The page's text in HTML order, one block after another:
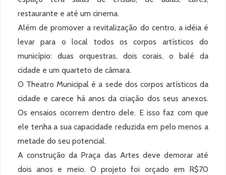
restaurante e até um cinema.
Além de promover a revitalização do centro, a idéia é
levar para o local todos os corpos artísticos do
município: duas orquestras, dois corais, o balé da
cidade e um quarteto de câmara.
O Theatro Municipal é a sede dos corpos artísticos da
cidade e carece há anos da criação dos seus anexos.
Os ensaios ocorrem dentro dele. E isso faz com que
ele tenha a sua capacidade reduzida em pelo menos a
metade do seu potencial.
A construção da Praça das Artes deve demorar até
dois anos e meio. O projeto foi orçado em R$70